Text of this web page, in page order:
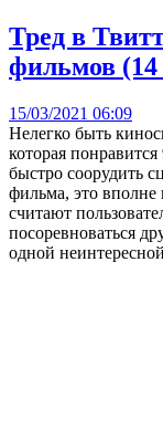
Тред в
фильмов (14
15/03/2021 06:09
Нелегко быть
которая
быстро соорудить
фильма, это вполне
считают
посоревноваться
одной